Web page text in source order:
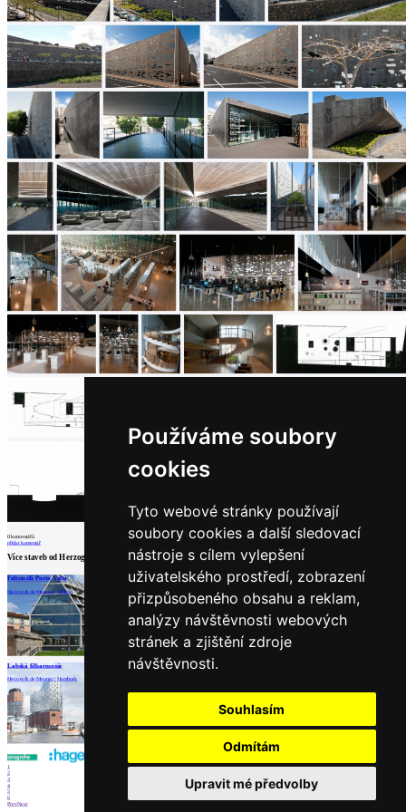
Používáme soubory
cookies
Tyto webové stránky používají
soubory cookies a další sledovací
nástroje s cílem vylepšení
uživatelského prostředí, zobrazení
přizpůsobeného obsahu a reklam,
analýzy návštěvnosti webových
stránek a zjištění zdroje
návštěvnosti.
Souhlasím
Odmítám
Upravit mé předvolby
0komentářů
přidat komentář
Více staveb odHerzog & de Meuron
Feltrinelli Porta Volta
Herzog & de Meuron | Miláno
Výstavní sklad nábytku v areálu Vitra
Herzog & de Meuron | Weil am Rhein
Blavatnik Building (býv. Switch House)
Labská filharmonie
Herzog & de Meuron | Hamburk
načíst další
1
2
3
4
5
6
PrevNext
architektů
Katalog
dodavatelů
Vložit
inzerát
do
burzy
práce
Newsletter
Přihlaste se k odběru našeho pravidelného
týdenního newsletteru:
Fill in „nospam“
© Archiweb, s.r.o. 1997-2026
ISSN: 1801-3902